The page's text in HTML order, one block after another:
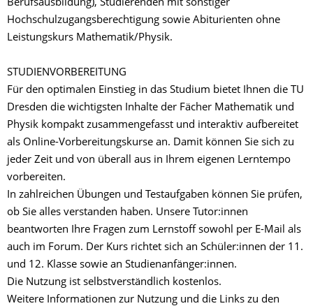
Berufsausbildung), Studierenden mit sonstiger
Hochschulzugangsberechtigung sowie Abiturienten ohne
Leistungskurs Mathematik/Physik.
STUDIENVORBEREITUNG
Für den optimalen Einstieg in das Studium bietet Ihnen die TU
Dresden die wichtigsten Inhalte der Fächer Mathematik und
Physik kompakt zusammengefasst und interaktiv aufbereitet
als Online-Vorbereitungskurse an. Damit können Sie sich zu
jeder Zeit und von überall aus in Ihrem eigenen Lerntempo
vorbereiten.
In zahlreichen Übungen und Testaufgaben können Sie prüfen,
ob Sie alles verstanden haben. Unsere Tutor:innen
beantworten Ihre Fragen zum Lernstoff sowohl per E-Mail als
auch im Forum. Der Kurs richtet sich an Schüler:innen der 11.
und 12. Klasse sowie an Studienanfänger:innen.
Die Nutzung ist selbstverständlich kostenlos.
Weitere Informationen zur Nutzung und die Links zu den